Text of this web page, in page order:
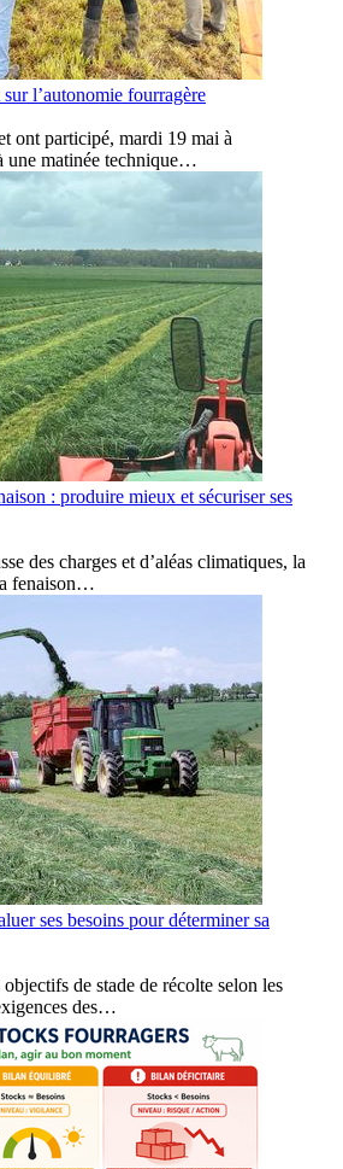
l’autonomie fourragère
ont participé, mardi 19 mai à
une matinée technique…
: produire mieux et sécuriser ses
des charges et d’aléas climatiques, la
fenaison…
ses besoins pour déterminer sa
de stade de récolte selon les
des…